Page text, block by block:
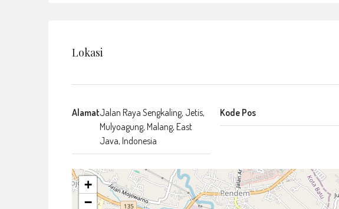
Lokasi
AlamatJalan Raya Sengkaling, Jetis,
Mulyoagung, Malang, East
Java, Indonesia
Kode Pos
+
−